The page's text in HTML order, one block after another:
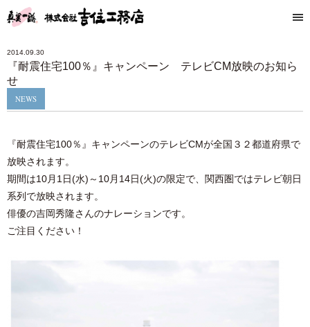
2014.09.30
『耐震住宅100％』キャンペーン テレビCM放映のお知ら
せ
NEWS
『耐震住宅100％』キャンペーンのテレビCMが全国３２都道府県で
放映されます。
期間は10月1日(水)～10月14日(火)の限定で、関西圏ではテレビ朝日
系列で放映されます。
俳優の吉岡秀隆さんのナレーションです。
ご注目ください！